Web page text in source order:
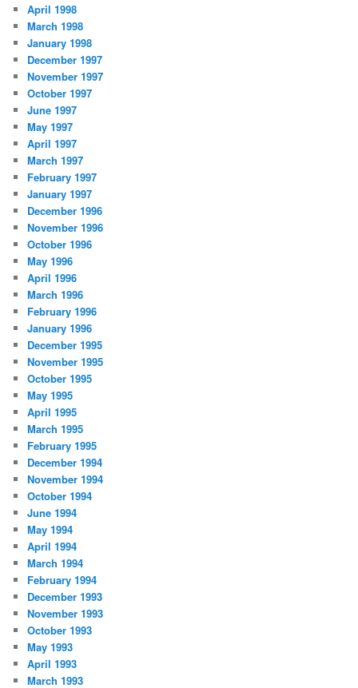
April 1998
March 1998
January 1998
December 1997
November 1997
October 1997
June 1997
May 1997
April 1997
March 1997
February 1997
January 1997
December 1996
November 1996
October 1996
May 1996
April 1996
March 1996
February 1996
January 1996
December 1995
November 1995
October 1995
May 1995
April 1995
March 1995
February 1995
December 1994
November 1994
October 1994
June 1994
May 1994
April 1994
March 1994
February 1994
December 1993
November 1993
October 1993
May 1993
April 1993
March 1993